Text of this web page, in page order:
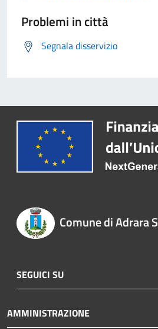
Problemi in città
Segnala disservizio
Comune di Adrara
SEGUICI SU
AMMINISTRAZIONE